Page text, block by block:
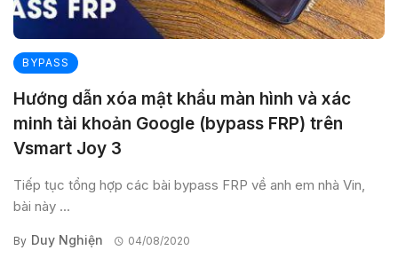
BYPASS
Hướng dẫn xóa mật khẩu màn hình và xác
minh tài khoản Google (bypass FRP) trên
Vsmart Joy 3
Tiếp tục tổng hợp các bài bypass FRP về anh em nhà Vin,
bài này ...
By Duy Nghiện 04/08/2020